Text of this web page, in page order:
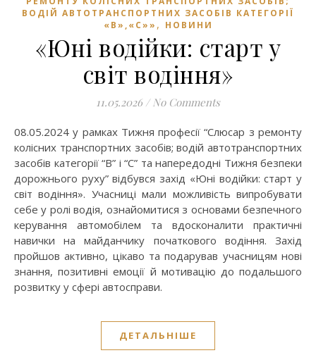
ВОДІЙ АВТОТРАНСПОРТНИХ ЗАСОБІВ КАТЕГОРІЇ
«В»,«С»» , НОВИНИ
«Юні водійки: старт у
світ водіння»
11.05.2026 / No Comments
08.05.2024 у рамках Тижня професії “Слюсар з ремонту
колісних транспортних засобів; водій автотранспортних
засобів категорії “В” і “С” та напередодні Тижня безпеки
дорожнього руху” відбувся захід «Юні водійки: старт у
світ водіння». Учасниці мали можливість випробувати
себе у ролі водія, ознайомитися з основами безпечного
керування автомобілем та вдосконалити практичні
навички на майданчику початкового водіння. Захід
пройшов активно, цікаво та подарував учасницям нові
знання, позитивні емоції й мотивацію до подальшого
розвитку у сфері автосправи.
ДЕТАЛЬНІШЕ